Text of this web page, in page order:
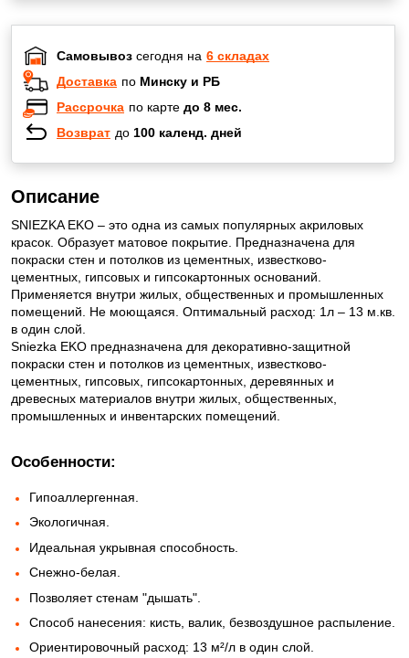
Самовывоз сегодня на 6 складах
Доставка по Минску и РБ
Рассрочка по карте до 8 мес.
Возврат до 100 календ. дней
Описание
SNIEZKA EKO – это одна из самых популярных акриловых
красок. Образует матовое покрытие. Предназначена для
покраски стен и потолков из цементных, известково-
цементных, гипсовых и гипсокартонных оснований.
Применяется внутри жилых, общественных и промышленных
помещений. Не моющаяся. Оптимальный расход: 1л – 13 м.кв.
в один слой.
Sniezka EKO предназначена для декоративно-защитной
покраски стен и потолков из цементных, известково-
цементных, гипсовых, гипсокартонных, деревянных и
древесных материалов внутри жилых, общественных,
промышленных и инвентарских помещений.
Особенности:
Гипоаллергенная.
Экологичная.
Идеальная укрывная способность.
Снежно-белая.
Позволяет стенам "дышать".
Способ нанесения: кисть, валик, безвоздушное распыление.
Ориентировочный расход: 13 м²/л в один слой.